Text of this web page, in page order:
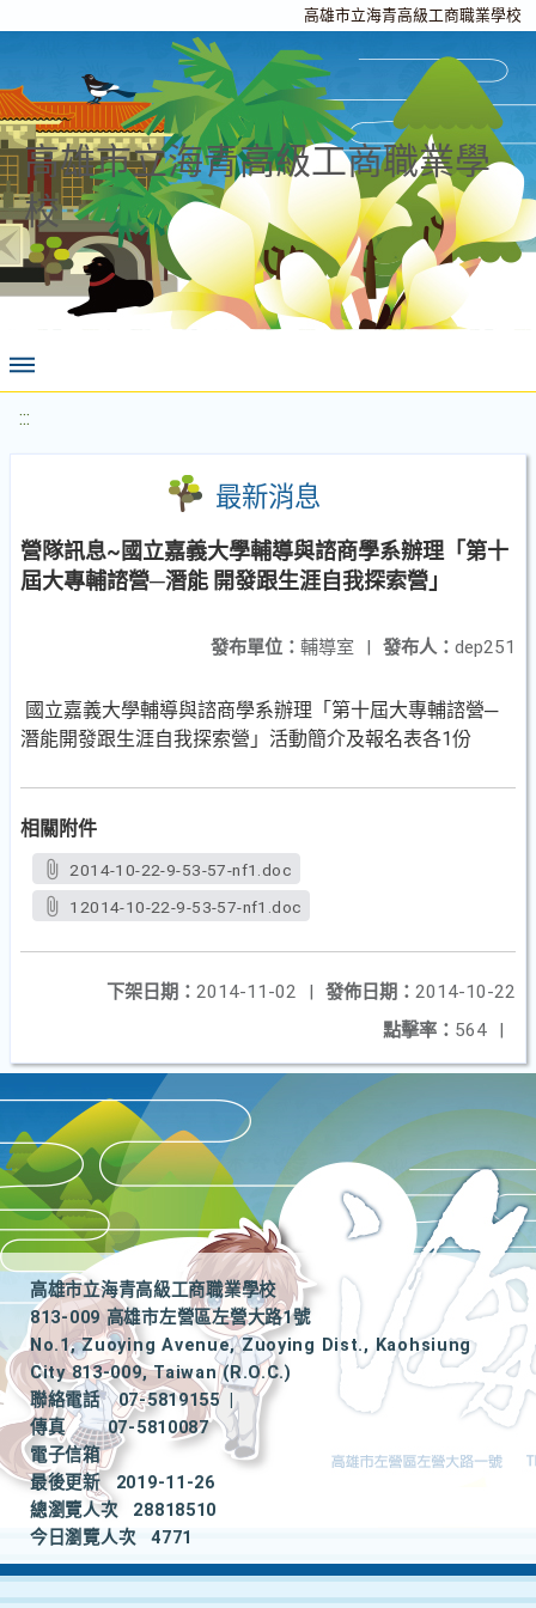
高雄市立海青高級工商職業學校
高雄市立海青高級工商職業學
校
:::
最新消息
營隊訊息~國立嘉義大學輔導與諮商學系辦理「第十
屆大專輔諮營─潛能 開發跟生涯自我探索營」
發布人： dep251
發布單位： 輔導室 |
國立嘉義大學輔導與諮商學系辦理「第十屆大專輔諮營─
潛能開發跟生涯自我探索營」活動簡介及報名表各1份
相關附件
2014-10-22-9-53-57-nf1.doc
12014-10-22-9-53-57-nf1.doc
發佈日期： 2014-10-22
下架日期： 2014-11-02
|
點擊率： 564 |
高雄市立海青高級工商職業學校
813-009 高雄市左營區左營大路1號
No.1, Zuoying Avenue, Zuoying Dist., Kaohsiung
City 813-009, Taiwan (R.O.C.)
聯絡電話
07-5819155
|
傳真
07-5810087
電子信箱
最後更新
2019-11-26
總瀏覽人次
28818510
今日瀏覽人次
4771